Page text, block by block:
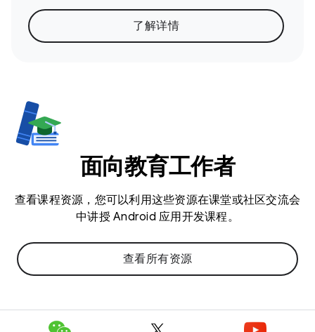
了解详情
面向教育工作者
查看课程资源，您可以利用这些资源在课堂或社区交流会
中讲授 Android 应用开发课程。
查看所有资源